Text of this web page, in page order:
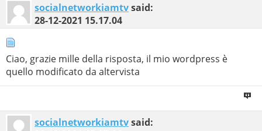
socialnetworkiamtvsaid:
28-12-2021 15.17.04
Ciao, grazie mille della risposta, il mio wordpress è
quello modificato da altervista
socialnetworkiamtvsaid: